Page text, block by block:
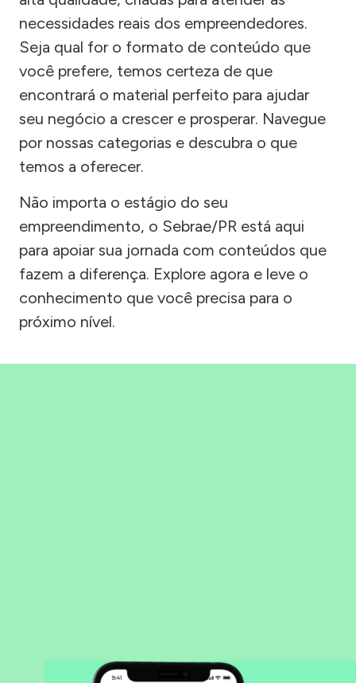
necessidades reais dos empreendedores.
Seja qual for o formato de conteúdo que
você prefere, temos certeza de que
encontrará o material perfeito para ajudar
seu negócio a crescer e prosperar. Navegue
por nossas categorias e descubra o que
temos a oferecer.
Não importa o estágio do seu
empreendimento, o Sebrae/PR está aqui
para apoiar sua jornada com conteúdos que
fazem a diferença. Explore agora e leve o
conhecimento que você precisa para o
próximo nível.